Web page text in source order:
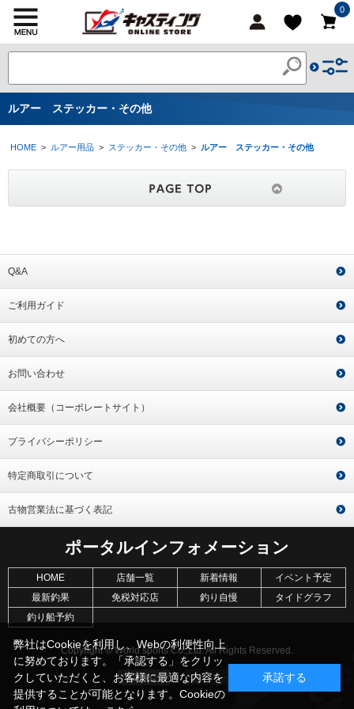
0
ルアー ステッカー・その他
HOME > ルアー用品 > ステッカー・その他 > ルアー ステッカー・その他
Q&A
ご利用ガイド
初めての方へ
お問い合わせ
会社概要（コーポレートサイト）
プライバシーポリシー
特定商取引について
古物営業法に基づく表記
ポータルインフォメーション
HOME 店舗一覧 新着情報
イベント予定
最新釣果
免税対応店 釣り自慢
タイドグラフ
釣り船予約
Copyright © World sports Co.,Ltd. All Rights Reserved.
弊社はCookieを利用し、Webの利便性向上
に努めております。「承認する」をクリッ
クしていただくと、お客様に最適な内容を
提供することが可能となります。Cookieの
承諾する